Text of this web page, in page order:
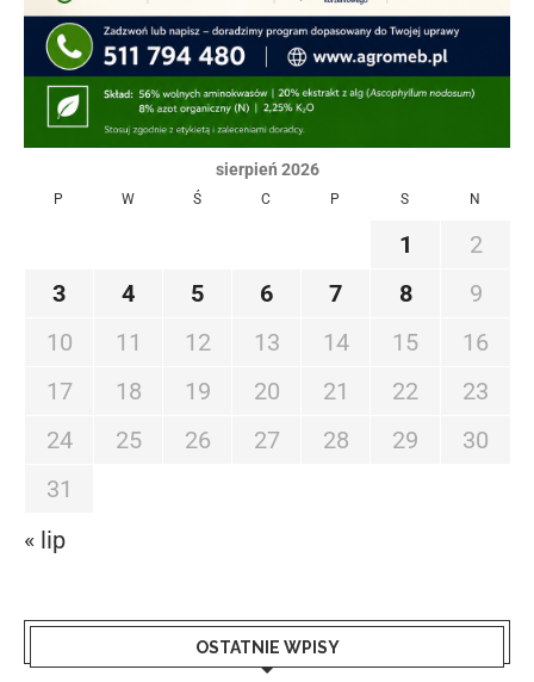
sierpień 2026
P W Ś C P S N
1
2
3
4 5 6 7 8
9
10
11 12 13 14 15
16
17
18 19 20 21 22
23
24
25 26 27 28 29
30
31
« lip
OSTATNIE WPISY